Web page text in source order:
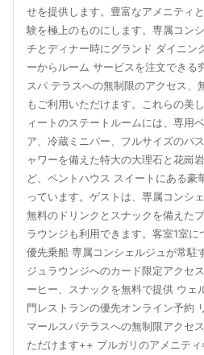
せを提供します。豊富なアメニティ
験を極上のものにします。専属コン
チとディナー時にグランド ダイニン
ーからルーム サービスを注文できる
スパ テラスへの無制限のアクセス、
もご利用いただけます。これらの美
ィートのステートルームには、専用
ア、冷蔵ミニバー、フルサイズのバ
ャワーを備えた特大の大理石と花崗
ど、ペントハウス スイートにある豪
っています。ゲストは、専属コンシ
無料のドリンクとスナックを備えた
ラウンジも利用できます。客室1室
優先乗船 専属コンシェルジュが常駐
ジュラウンジへのカード限定アクセ
ーヒー、スナックを無料で提供 ウェ
門レストランの優先オンライン予約
マールスパテラスへの無制限アクセ
ただけます++ ブルガリのアメニテ